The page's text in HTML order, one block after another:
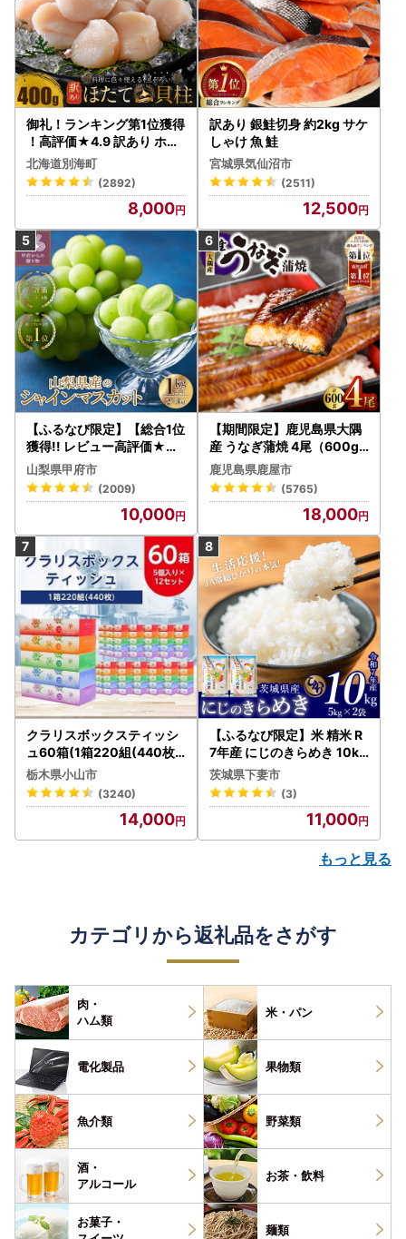
御礼！ランキング第1位獲得
！高評価★4.9 訳あり ホタ
テ 400g（ほたて 帆立 貝柱
冷凍 ）
北海道別海町
(2892)
8,000
訳あり 銀鮭切身 約2kg サケ
しゃけ 魚 鮭
宮城県気仙沼市
(2511)
12,500
【ふるなび限定】【総合1位
獲得!! レビュー高評価★】
〈2026年度配送分〉山梨
県産 シャインマスカット 2
～3房（1.0kg以上）シャイ
ン フルーツ FN-Limited-S
P
山梨県甲府市
(2009)
10,000
【期間限定】鹿児島県大隅
産 うなぎ蒲焼 4尾（600g
） KN007-004-04-cp18
うなぎ 鰻 魚 惣菜 総菜
鹿児島県鹿屋市
(5765)
18,000
クラリスボックスティッシ
ュ60箱(1箱220組(440枚))
(5個入り×12セット)【配送
不可地域：離島・沖縄県】
【1256759】
栃木県小山市
(3240)
14,000
【ふるなび限定】米 精米 R
7年産 にじのきらめき 10kg
10月 FN-Limited-PR
茨城県下妻市
(3)
11,000
もっと見る
カテゴリから返礼品をさがす
肉・
ハム類
米・パン
電化製品 果物類
魚介類 野菜類
酒・
アルコール
お茶・ 飲料
お菓子・
麺類